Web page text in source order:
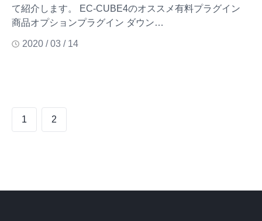
て紹介します。 EC-CUBE4のオススメ有料プラグイン
商品オプションプラグイン ダウン…
2020 / 03 / 14
1 2